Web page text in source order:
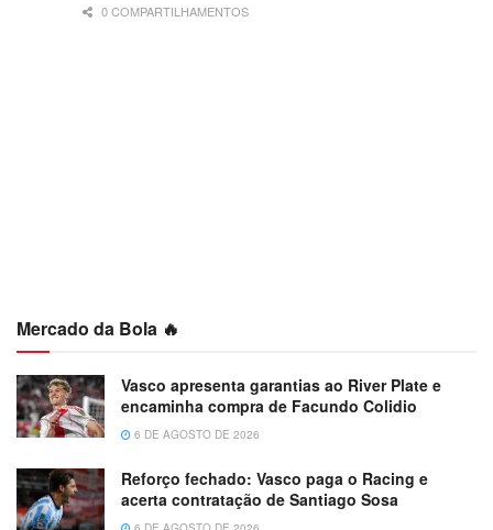
0 COMPARTILHAMENTOS
Mercado da Bola 🔥
Vasco apresenta garantias ao River Plate e
encaminha compra de Facundo Colidio
6 DE AGOSTO DE 2026
Reforço fechado: Vasco paga o Racing e
acerta contratação de Santiago Sosa